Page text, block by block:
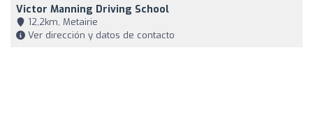
Victor Manning Driving School
12,2km, Metairie
Ver dirección y datos de contacto